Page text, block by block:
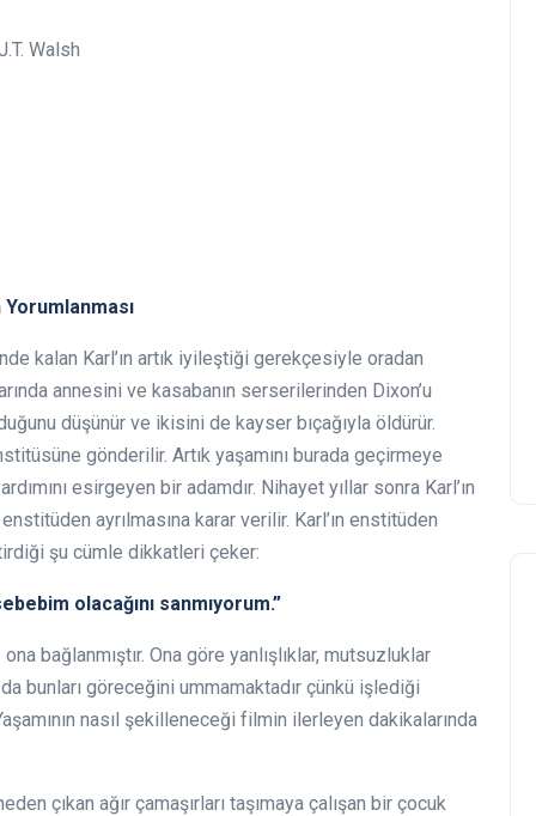
Walsh
kalan Karl’ın artık iyileştiği gerekçesiyle oradan
annesini ve kasabanın serserilerinden Dixon’u
düşünür ve ikisini de kayser bıçağıyla öldürür.
gönderilir. Artık yaşamını burada geçirmeye
esirgeyen bir adamdır. Nihayet yıllar sonra Karl’ın
ayrılmasına karar verilir. Karl’ın enstitüden
şu cümle dikkatleri çeker:
olacağını sanmıyorum.”
bağlanmıştır. Ona göre yanlışlıklar, mutsuzluklar
bunları göreceğini ummamaktadır çünkü işlediği
nasıl şekilleneceği filmin ilerleyen dakikalarında
çıkan ağır çamaşırları taşımaya çalışan bir çocuk